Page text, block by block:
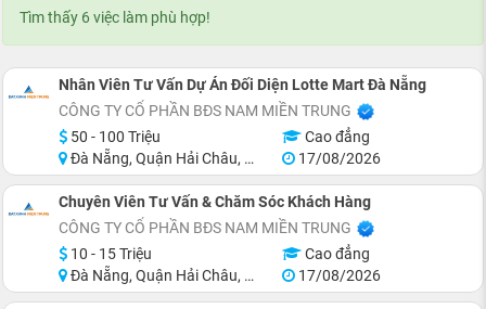
Tìm thấy 6 việc làm phù hợp!
Nhân Viên Tư Vấn Dự Án Đối Diện Lotte Mart Đà Nẵng
CÔNG TY CỔ PHẦN BĐS NAM MIỀN TRUNG
50 - 100 Triệu
Cao đẳng
Đà Nẵng, Quận Hải Châu, Quận Sơn Trà, Quận Ngũ Hành Sơn, Quận Cẩm Lệ, Khu vực lân cận Đà Nẵng
17/08/2026
Chuyên Viên Tư Vấn & Chăm Sóc Khách Hàng
CÔNG TY CỔ PHẦN BĐS NAM MIỀN TRUNG
10 - 15 Triệu
Cao đẳng
Đà Nẵng, Quận Hải Châu, Quận Sơn Trà, Quận Ngũ Hành Sơn, Quận Cẩm Lệ, Khu vực lân cận Đà Nẵng
17/08/2026